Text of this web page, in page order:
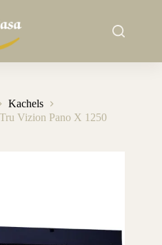
Kachels
Vizion Pano X 1250